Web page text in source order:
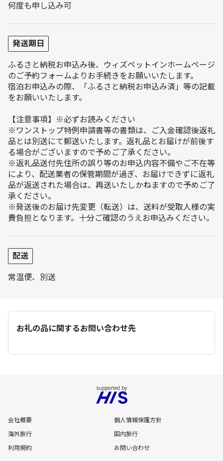
何度も申し込み可
発送期日
ふるさと納税お申込み後、ウィズペットインホームページ
のご予約フォームよりお手続きをお願いいたします。
宿泊お申込みの際、「ふるさと納税お申込み済」等の記載
をお願いいたします。
【注意事項】※必ずお読みください
※ワンストップ特例申請書等の書類は、ご入金確認後返礼
品とは別送にて郵送いたします。返礼品とお届けが前後す
る場合がございますので予めご了承ください。
※返礼品送付先住所の誤り等のお申込内容不備やご不在等
により、配送業者の保管期間が過ぎ、お届けできずに返礼
品が返送された場合は、再送いたしかねますので予めご了
承ください。
※発送後のお届け先変更（転送）は、送料が受取人様の実
費負担となります。十分ご確認のうえお申込みください。
配送
常温便、別送
お礼の品に関するお問い合わせ先
会社概要
個人情報保護方針
海外旅行
国内旅行
利用規約
お問い合わせ